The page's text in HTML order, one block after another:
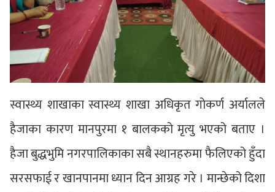
स्वास्थ्य शाखाका स्वास्थ्य शाखा अधिकृत गोकर्ण अर्यालले
हैजाका कारण मानपुरमा १ बालकको मृत्यु भएको बताए ।
हैजा बुद्धभुमि नगरपालिकाका सबै स्थानहरुमा फैलिएको हुँदा
सरसफाई र खानपानमा ध्यान दिन आग्रह गरे । मान्छेको दिशा